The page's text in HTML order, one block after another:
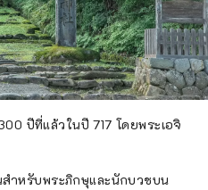
ปีที่แล้วในปี 717 โดยพระเอจิ
สำหรับพระภิกษุและนักบวชบน